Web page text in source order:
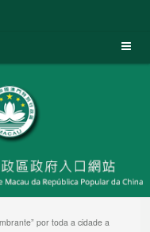
por toda a cidade a